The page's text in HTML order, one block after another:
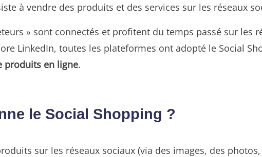
à vendre des produits et des services sur les réseaux
» sont connectés et profitent du temps passé sur les
LinkedIn, toutes les plateformes ont adopté le Social
produits en ligne.
le Social Shopping ?
sur les réseaux sociaux (via des images, des